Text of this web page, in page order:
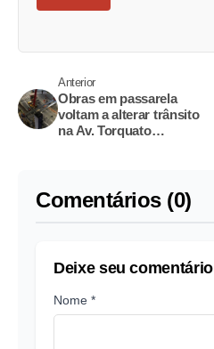
Anterior
Obras em passarela
voltam a alterar trânsito
na Av. Torquato
Comentários (0)
Deixe seu comentário
Nome *